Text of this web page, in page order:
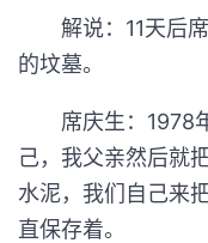
解说：11天后席
的坟墓。
席庆生：1978年
己，我父亲然后就
水泥，我们自己来
直保存着。